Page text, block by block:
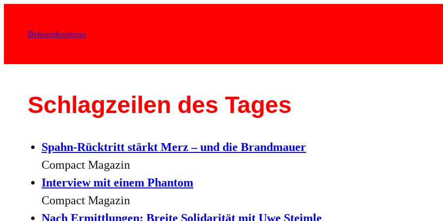
springenBehoerdenstress
Schlagzeilen des Tages
Spahn-Rücktritt stärkt Merz – und die Brandmauer
Compact Magazin
Interview mit einem Phantom
Compact Magazin
Nach Ermittlungen: Breite Solidarität mit Uwe Steimle